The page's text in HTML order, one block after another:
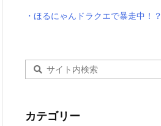
・ほるにゃんドラクエで暴走中！？
カテゴリー